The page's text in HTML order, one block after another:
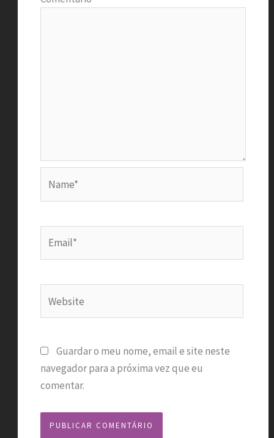
Guardar o meu nome, email e site neste
navegador para a próxima vez que eu
comentar.